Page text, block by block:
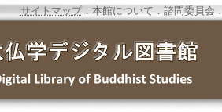
サイトマップ．本館について．諮問委員会．